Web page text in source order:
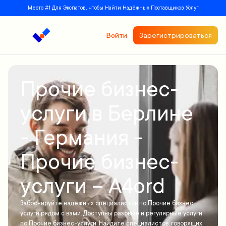
Место #1 Для Экспатов, Чтобы Найти Надёжных Поставщиков Услуг
Войти Зарегистрироваться
Прочие бизнес-
услуги в Берлине
- Германия -
Прочие бизнес-
услуги – A4ord
Забронируйте надежных специалистов по Прочие бизнес-
услуги рядом с вами. Доступны разовые и регулярные услуги
по Прочие бизнес-услуги. Найдите специалистов, говорящих